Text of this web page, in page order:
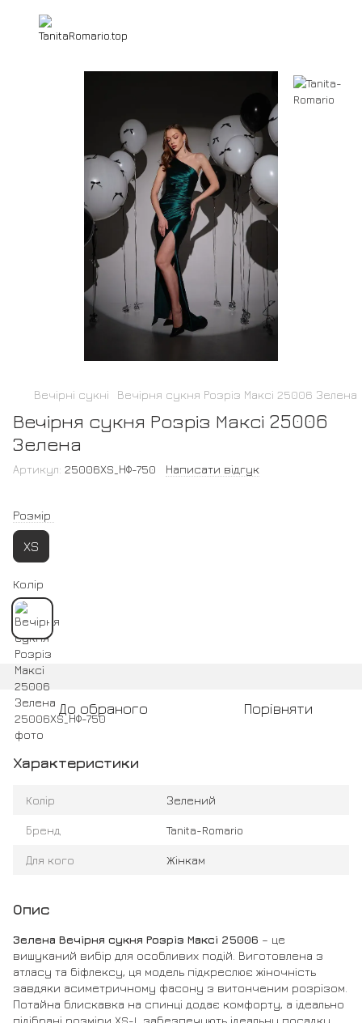
Вечірні сукні Вечірня сукня Розріз Максі 25006 Зелена
Вечірня сукня Розріз Максі 25006
Зелена
Артикул: 25006XS_НФ-750 Написати відгук
Розмір
XS
Колір
До обраного Порівняти
Характеристики
Колір Зелений
Бренд Tanita-Romario
Для кого Жінкам
Опис
Зелена Вечірня сукня Розріз Максі 25006 – це
вишуканий вибір для особливих подій. Виготовлена з
атласу та біфлексу, ця модель підкреслює жіночність
завдяки асиметричному фасону з витонченим розрізом.
Потайна блискавка на спинці додає комфорту, а ідеально